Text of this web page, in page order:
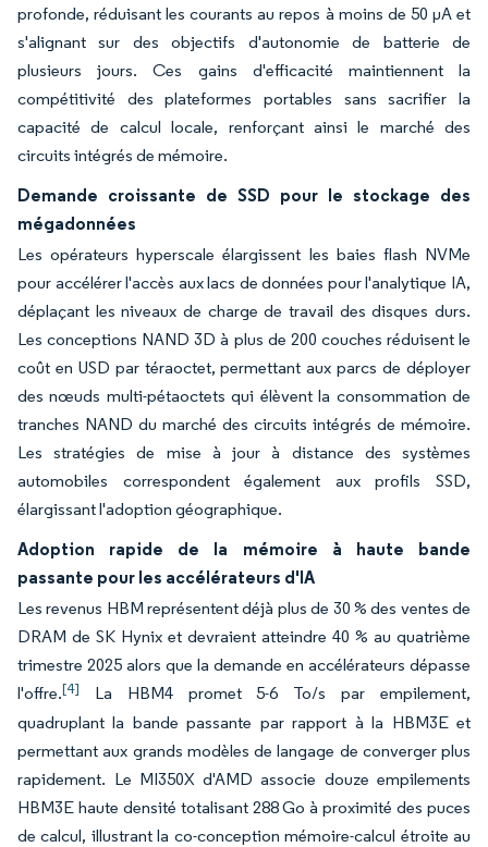
profonde, réduisant les courants au repos à moins de 50 µA et
s'alignant sur des objectifs d'autonomie de batterie de
plusieurs jours. Ces gains d'efficacité maintiennent la
compétitivité des plateformes portables sans sacrifier la
capacité de calcul locale, renforçant ainsi le marché des
circuits intégrés de mémoire.
Demande croissante de SSD pour le stockage des
mégadonnées
Les opérateurs hyperscale élargissent les baies flash NVMe
pour accélérer l'accès aux lacs de données pour l'analytique IA,
déplaçant les niveaux de charge de travail des disques durs.
Les conceptions NAND 3D à plus de 200 couches réduisent le
coût en USD par téraoctet, permettant aux parcs de déployer
des nœuds multi-pétaoctets qui élèvent la consommation de
tranches NAND du marché des circuits intégrés de mémoire.
Les stratégies de mise à jour à distance des systèmes
automobiles correspondent également aux profils SSD,
élargissant l'adoption géographique.
Adoption rapide de la mémoire à haute bande
passante pour les accélérateurs d'IA
Les revenus HBM représentent déjà plus de 30 % des ventes de
DRAM de SK Hynix et devraient atteindre 40 % au quatrième
trimestre 2025 alors que la demande en accélérateurs dépasse
l'offre.[4]
La HBM4 promet 5-6 To/s par empilement,
quadruplant la bande passante par rapport à la HBM3E et
permettant aux grands modèles de langage de converger plus
rapidement. Le MI350X d'AMD associe douze empilements
HBM3E haute densité totalisant 288 Go à proximité des puces
de calcul, illustrant la co-conception mémoire-calcul étroite au